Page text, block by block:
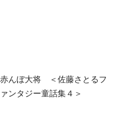
赤んぼ大将 ＜佐藤さとるフ
ァンタジー童話集４＞